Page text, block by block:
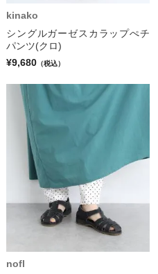
kinako
シングルガーゼスカラップぺチ
パンツ(クロ)
¥9,680 （税込）
nofl